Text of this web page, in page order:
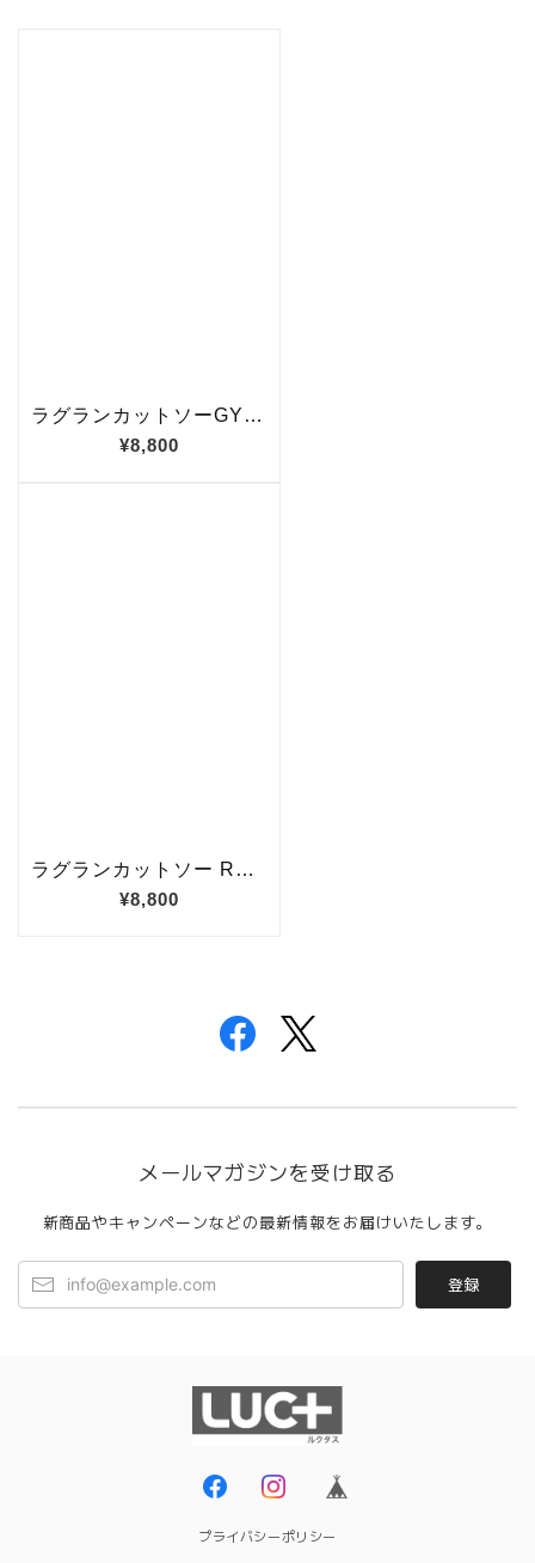
メールマガジンを受け取る
新商品やキャンペーンなどの最新情報をお届けいたします。
登録
プライバシーポリシー